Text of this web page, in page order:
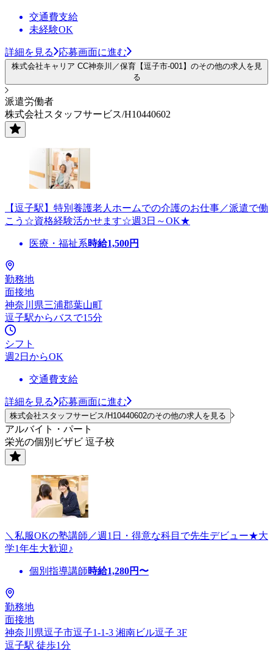
交通費支給
未経験OK
詳細を見る 応募画面に進む
株式会社キャリア CC神奈川／保育【逗子市-001】のその他の求人を見
る
派遣労働者
株式会社スタッフサービス/H10440602
【逗子駅】特別養護老人ホームでの介護のお仕事／派遣で働
こう☆資格経験活かせます☆週3日～OK★
医療・福祉系時給1,500円
勤務地
面接地
神奈川県三浦郡葉山町
逗子駅からバスで15分
シフト
週2日からOK
交通費支給
詳細を見る 応募画面に進む
株式会社スタッフサービス/H10440602のその他の求人を見る
アルバイト・パート
栄光の個別ビザビ 逗子校
＼私服OKの塾講師／週1日・得意な科目で先生デビュー★大
学1年生大歓迎♪
個別指導講師時給1,280円〜
勤務地
面接地
神奈川県逗子市逗子1-1-3 湘南ビル逗子 3F
逗子駅 徒歩1分